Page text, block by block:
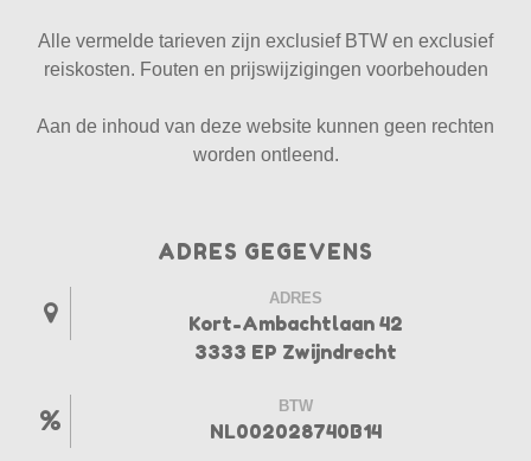
Alle vermelde tarieven zijn exclusief BTW en exclusief
reiskosten. Fouten en prijswijzigingen voorbehouden
Aan de inhoud van deze website kunnen geen rechten
worden ontleend.
ADRES GEGEVENS
ADRES
Kort-Ambachtlaan 42
3333 EP Zwijndrecht
BTW
NL002028740B14